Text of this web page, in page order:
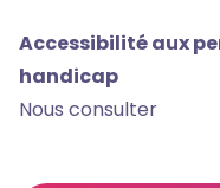
Accessibilité aux
handicap
Nous consulter